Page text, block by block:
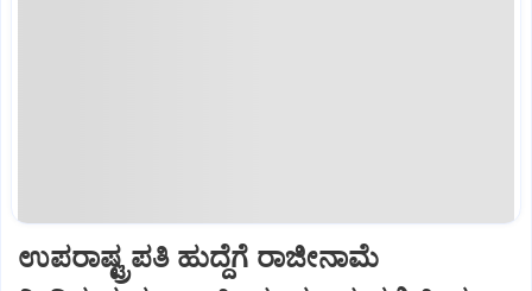
ಉಪರಾಷ್ಟ್ರಪತಿ ಹುದ್ದೆಗೆ ರಾಜೀನಾಮೆ